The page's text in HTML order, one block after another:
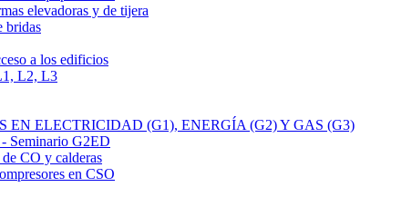
elevadoras y de tijera
bridas
a los edificios
L2, L3
EN ELECTRICIDAD (G1), ENERGÍA (G2) Y GAS (G3)
Seminario G2ED
CO y calderas
en CSO